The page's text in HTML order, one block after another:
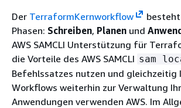
Der TerraformKernworkflow
Phasen: Schreiben, Planen und
AWS SAMCLI Unterstützung für
die Vorteile des AWS SAMCLI sam
Befehlssatzes nutzen und gleichzeitig
Workflows weiterhin zur Verwaltung
Anwendungen verwenden AWS. Im